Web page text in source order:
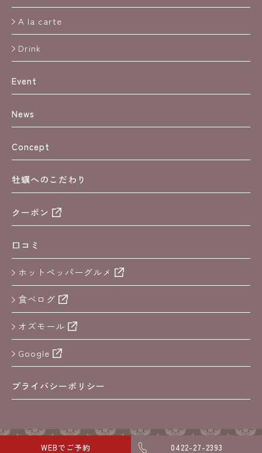
WEBでご予約 0422-27-2393
A la carte
Drink
Event
News
Concept
牡蠣へのこだわり
クーポン
口コミ
ホットペッパーグルメ
食べログ
オズモール
Google
プライバシーポリシー
copyright 2024 kichijoji spiral